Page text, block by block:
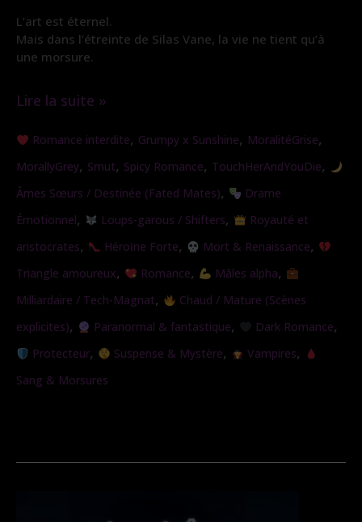
L’art est éternel.
Mais dans l’étreinte de Silas Vane, la vie ne tient qu’à
une morsure.
Lire la suite »
Romance interdite, Grumpy x Sunshine, MoralitéGrise,
MorallyGrey, Smut, Spicy Romance, TouchHerAndYouDie,
Âmes Sœurs / Destinée (Fated Mates),
Drame
Émotionnel, Loups-garous / Shifters,
Royauté et
aristocrates, Héroïne Forte, Mort & Renaissance,
Triangle amoureux, Romance, Mâles alpha,
Milliardaire / Tech-Magnat,
Chaud / Mature (Scènes
explicites), Paranormal & fantastique, Dark Romance,
Protecteur, Suspense & Mystère, Vampires,
Sang & Morsures